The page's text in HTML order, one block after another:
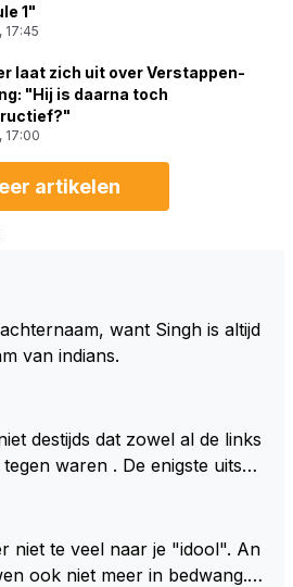
1"
17:45
laat zich uit over Verstappen-
"Hij is daarna toch
17:00
artikelen
want Singh is altijd
van indians.
destijds dat zowel al de links
waren . De enigste uitspr
eigen uitlaat gassen inade
was dat de F1 motor schone
Dus denk echt niet dat de
niet te veel naar je "idool". An
ook niet meer in bedwang. Zi